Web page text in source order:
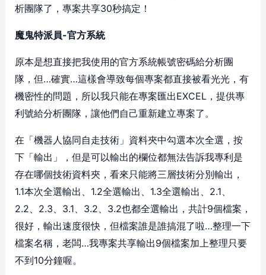
析團隊了，專案共享30秒搞定！
魔鬼特派員-官方系統
原本是想直接把我使用的官方系統帳號密碼給分析團
隊，但…確實…這樣會導致每個專案都直接被看光光，有
機密性的問題，所以我只能在專案匯出EXCEL，提供專
利號給分析團隊，讓他們自己重新建立專案了。
在「機器人協同自走技術」資料夾中勾選本次全選，按
下「輸出」，但是可以輸出的欄位都無法告訴我專利是
存在哪個技術資料夾，看來只能將三層技術分別輸出，
1.1本次全選輸出、1.2全選輸出、1.3全選輸出、2.1、
2.2、2.3、3.1、3.2、3.2也都全選輸出，共計9個檔案，
很好，輸出速度很快，但檔案誰是誰搞混了啦…整理一下
檔案名稱，老闆…我專案共享輸出9個檔案加上整理只要
不到10分鐘喔。